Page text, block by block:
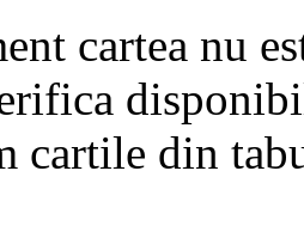
şi
care părea
au parfumul
cartea nu
cartile din